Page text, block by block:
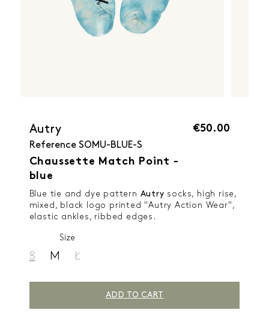
Autry
Reference SOMU-BLUE-S
Chaussette Match Point -
blue
€50.00
Blue tie and dye pattern Autry socks, high rise,
mixed, black logo printed "Autry Action Wear",
elastic ankles, ribbed edges.
Size
S M L
ADD TO CART